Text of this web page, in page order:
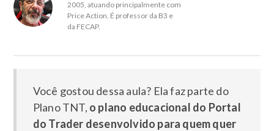
2005, atuando principalmente com
Price Action. É professor da B3 e
da FECAP.
Você gostou dessa aula? Ela faz parte do
Plano TNT, o plano educacional do Portal
do Trader desenvolvido para quem quer